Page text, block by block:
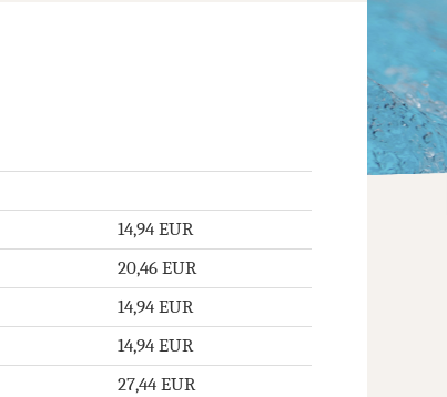
14,94 EUR
20,46 EUR
14,94 EUR
14,94 EUR
27,44 EUR